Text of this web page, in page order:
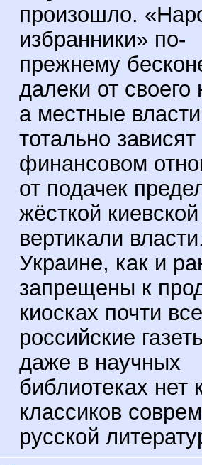
произошло.
избранники» по-
прежнему
далеки от своего
а местные власти
тотально зависят
финансовом
от подачек
жёсткой киевской
вертикали
Украине, как и
запрещены к
киосках почти все
российские
даже в научных
библиотеках нет
классиков
русской